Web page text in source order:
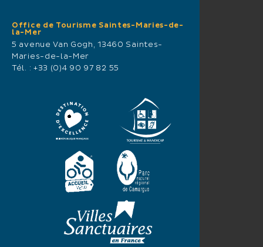
Office de Tourisme Saintes-Maries-de-
la-Mer
5 avenue Van Gogh, 13460 Saintes-
Maries-de-la-Mer
Tél. : +33 (0)4 90 97 82 55